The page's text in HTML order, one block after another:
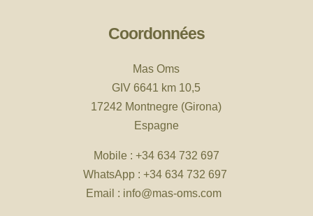
Coordonnées
Mas Oms
GIV 6641 km 10,5
17242 Montnegre (Girona)
Espagne
Mobile : +34 634 732 697
WhatsApp : +34 634 732 697
Email : info@mas-oms.com